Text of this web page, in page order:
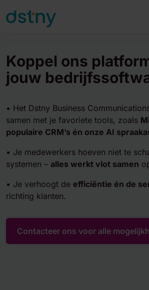
Koppel ons
jouw
• Het Dstny Business
samen met je favoriete tools, zoals
populaire CRM’s én onze AI
• Je medewerkers hoeven niet te
systemen – alles werkt vlot samen
• Je verhoogt de efficiëntie én de
richting klanten.
Contacteer ons voor alle